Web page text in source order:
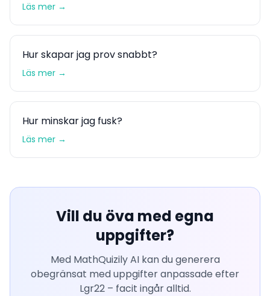
Läs mer →
Hur skapar jag prov snabbt?
Läs mer →
Hur minskar jag fusk?
Läs mer →
Vill du öva med egna
uppgifter?
Med MathQuizily AI kan du generera
obegränsat med uppgifter anpassade efter
Lgr22 – facit ingår alltid.